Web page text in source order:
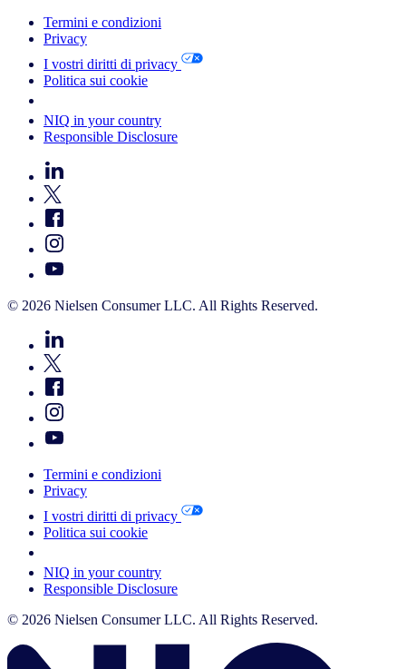
Termini e condizioni
Privacy
I vostri diritti di privacy
Politica sui cookie
NIQ in your country
Responsible Disclosure
© 2026 Nielsen Consumer LLC. All Rights Reserved.
Termini e condizioni
Privacy
I vostri diritti di privacy
Politica sui cookie
NIQ in your country
Responsible Disclosure
© 2026 Nielsen Consumer LLC. All Rights Reserved.